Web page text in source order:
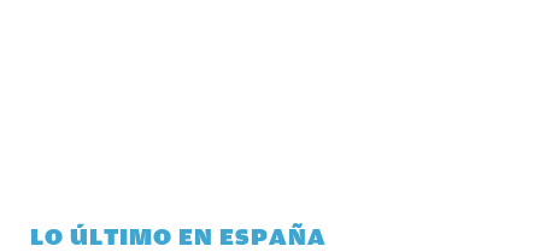
LO ÚLTIMO EN ESPAÑA